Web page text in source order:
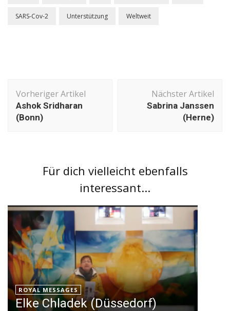
SARS-Cov-2 Unterstützung Weltweit
Vorheriger Artikel
Ashok Sridharan
(Bonn)
Nächster Artikel
Sabrina Janssen
(Herne)
Für dich vielleicht ebenfalls
interessant...
ROYAL MESSAGES
Elke Chladek (Düssedorf)